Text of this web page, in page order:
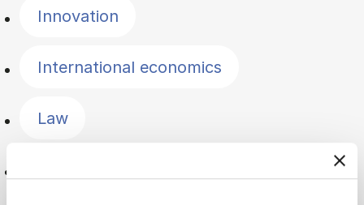
Innovation
International economics
Law